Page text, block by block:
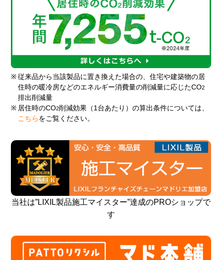
※ 従来品から当該製品に置き換えた場合の、住宅や建築物の居
住時の暖冷房などのエネルギー消費量の削減量に応じたCO2
排出削減量
※ 居住時のCO2削減効果（1台あたり）の算出条件については、
こちら をご覧ください。
当社は”LIXIL製品施工マイスター”達成のPROショップで
す